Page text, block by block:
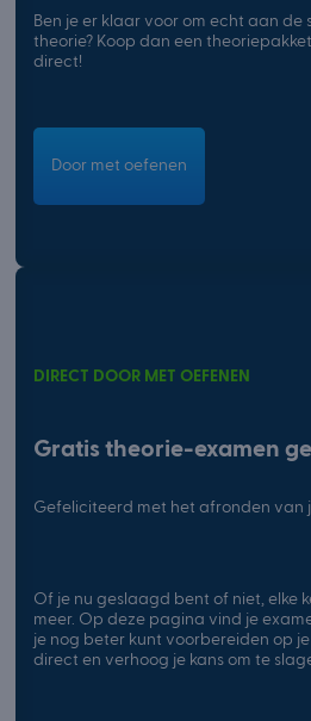
Ben je er klaar voor om echt aan de
theorie? Koop dan een
direct!
Door met oefenen
DIRECT DOOR MET OEFENEN
Gratis theorie-examen
Gefeliciteerd met het afronden van
Of je nu geslaagd bent of niet, elke
meer. Op deze pagina vind je
je nog beter kunt voorbereiden op
direct en verhoog je kans om te